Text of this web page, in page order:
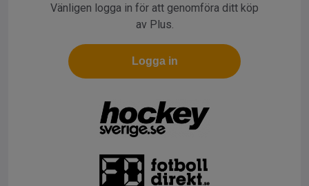
Vänligen logga in för att genomföra ditt köp
av Plus.
Logga in